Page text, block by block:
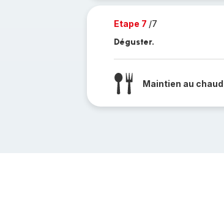
Etape 7 /7
Déguster.
Maintien au chaud